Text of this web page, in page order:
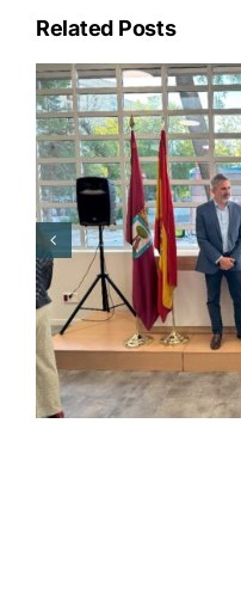
Related Posts
Éxito rotundo
de San Blas